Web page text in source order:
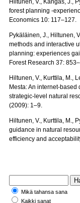
Hiltunen, V., Kangas, J.,
forest planning -
Economics 10: 117–127.
Pykäläinen, J., Hiltunen,
methods and interactive
planning: experiences
Forest Research 37:
Hiltunen, V., Kurttila, M.,
Mesta: An internet-
strategic-level natural
(2009): 1–9.
Hiltunen, V., Kurttila, M.,
guidance in natural
efficiency and
Mikä tahansa sana
Kaikki sanat